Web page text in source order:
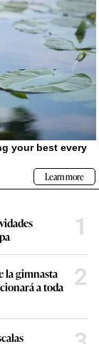
1
la gimnasta
a toda
2